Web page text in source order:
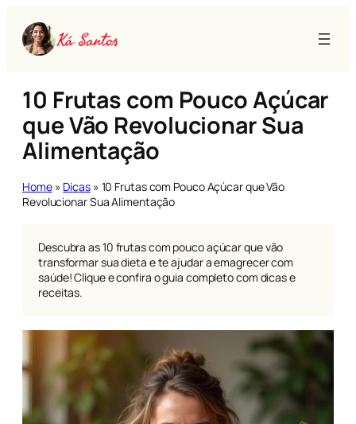
para
10 Frutas com Pouco Açúcar
que Vão Revolucionar Sua
Alimentação
Home » Dicas » 10 Frutas com Pouco Açúcar que Vão
Revolucionar Sua Alimentação
Descubra as 10 frutas com pouco açúcar que vão
transformar sua dieta e te ajudar a emagrecer com
saúde! Clique e confira o guia completo com dicas e
receitas.